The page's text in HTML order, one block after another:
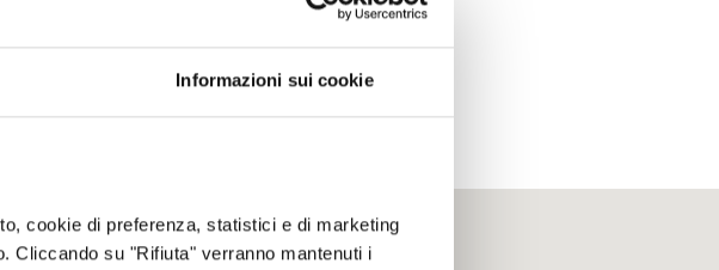
Informazioni sui cookie
cookie di preferenza, statistici e di marketing
Cliccando su "Rifiuta" verranno mantenuti i
EN-MAURIENNE.FR